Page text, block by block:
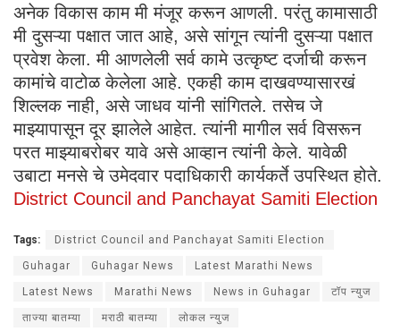
अनेक विकास काम मी मंजूर करून आणली. परंतु कामासाठी
मी दुसऱ्या पक्षात जात आहे, असे सांगून त्यांनी दुसऱ्या पक्षात
प्रवेश केला. मी आणलेली सर्व कामे उत्कृष्ट दर्जाची करून
कामांचे वाटोळ केलेला आहे. एकही काम दाखवण्यासारखं
शिल्लक नाही, असे जाधव यांनी सांगितले. तसेच जे
माझ्यापासून दूर झालेले आहेत. त्यांनी मागील सर्व विसरून
परत माझ्याबरोबर यावे असे आव्हान त्यांनी केले. यावेळी
उबाटा मनसे चे उमेदवार पदाधिकारी कार्यकर्ते उपस्थित होते.
District Council and Panchayat Samiti Election
Tags: District Council and Panchayat Samiti Election
Guhagar Guhagar News Latest Marathi News
Latest News Marathi News News in Guhagar टॉप न्युज
ताज्या बातम्या मराठी बातम्या लोकल न्युज